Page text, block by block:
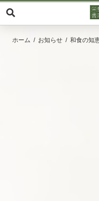
ホーム お知らせ 和食の知